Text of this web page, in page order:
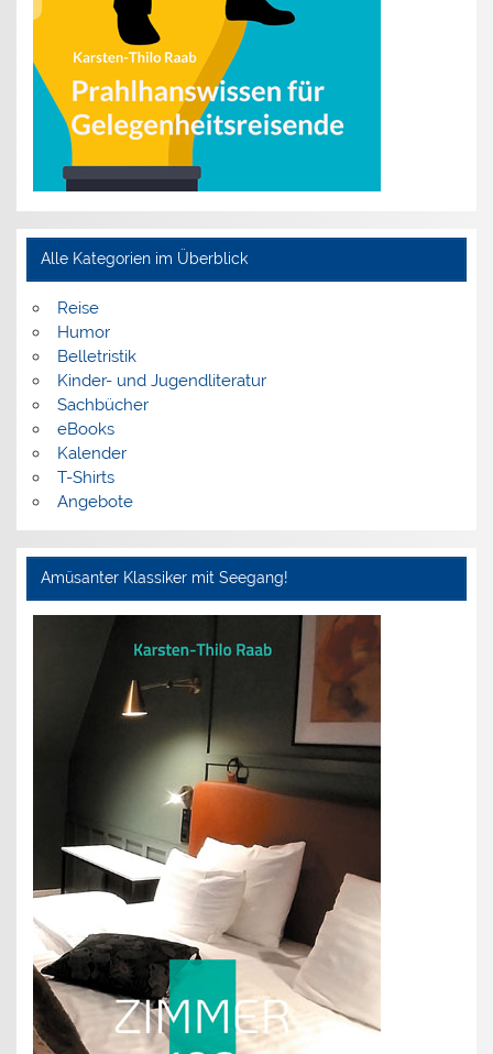
Alle Kategorien im Überblick
Reise
Humor
Belletristik
Kinder- und Jugendliteratur
Sachbücher
eBooks
Kalender
T-Shirts
Angebote
Amüsanter Klassiker mit Seegang!